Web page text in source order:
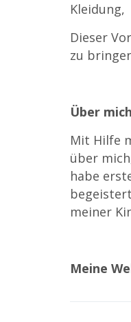
Dieser
zu
Über
Mit Hilfe
über
habe
meiner
Meine